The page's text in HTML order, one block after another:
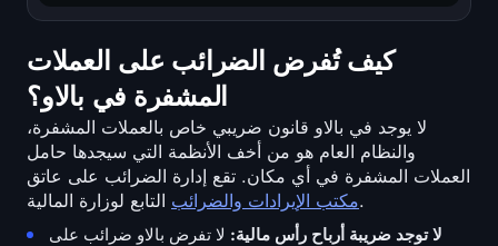
كيف تُفرض الضرائب على العملات
المشفرة في بالاو؟
لا يوجد في بالاو قانون ضريبي خاص بالعملات المشفرة،
والنظام العام هو من أخف الأنظمة التي سيجدها حامل
العملات المشفرة في أي مكان. تقع إدارة الضرائب على عاتق
مكتب الإيرادات والضرائبالتابع لوزارة المالية.
لا توجد ضريبة أرباح رأس مالية: لا تفرض بالاو ضرائب على